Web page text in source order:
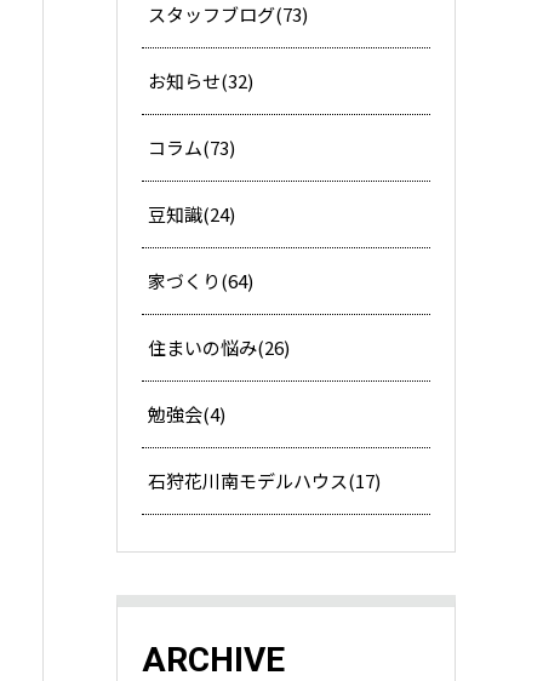
スタッフブログ(73)
お知らせ(32)
コラム(73)
豆知識(24)
家づくり(64)
住まいの悩み(26)
勉強会(4)
石狩花川南モデルハウス(17)
ARCHIVE